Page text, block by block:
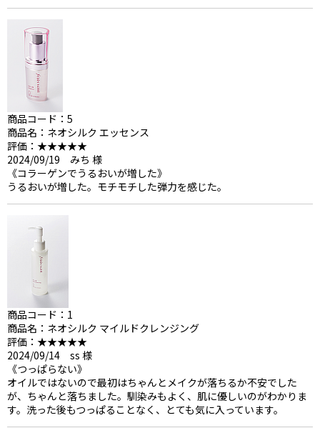
商品コード：5
商品名：ネオシルク エッセンス
評価：★★★★★
2024/09/19 みち 様
《コラーゲンでうるおいが増した》
うるおいが増した。モチモチした弾力を感じた。
商品コード：1
商品名：ネオシルク マイルドクレンジング
評価：★★★★★
2024/09/14 ss 様
《つっぱらない》
オイルではないので最初はちゃんとメイクが落ちるか不安でした
が、ちゃんと落ちました。馴染みもよく、肌に優しいのがわかりま
す。洗った後もつっぱることなく、とても気に入っています。